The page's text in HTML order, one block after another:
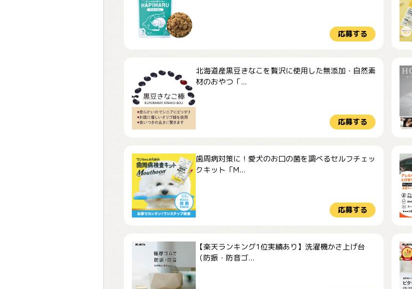
応募する
北海道産黒豆きなこを贅沢に使用した無添加・自然素
材のおやつ「...
応募する
歯周病対策に！愛犬のお口の菌を調べるセルフチェッ
クキット「M...
応募する
【楽天ランキング1位実績あり】洗濯機かさ上げ台
（防振・防音ゴ...